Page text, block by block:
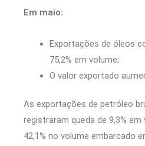
Em maio:
Exportações de óleos
75,2% em volume;
O valor exportado
As exportações de petróleo
registraram queda de 9,3%
42,1% no volume embarcado